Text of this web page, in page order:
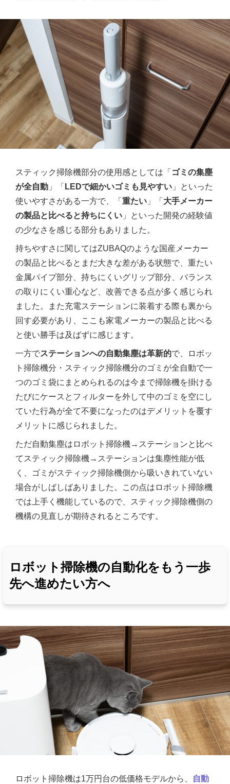
スティック掃除機部分の使用感としては「 ゴミの集塵
が全自動 」「 LEDで細かいゴミも見やすい 」といった
使いやすさがある一方で、「 重たい 」「 大手メーカー
の製品と比べると持ちにくい 」といった開発の経験値
の少なさを感じる部分もありました。
持ちやすさに関してはZUBAQのような国産メーカー
の製品と比べるとまだ大きな差がある状態で、重たい
金属パイプ部分、持ちにくいグリップ部分、バランス
の取りにくい重心など、改善できる点が多く感じられ
ました。また充電ステーションに装着する際も裏から
回す必要があり、ここも家電メーカーの製品と比べる
と使い勝手は及ばずに感じます。
一方でステーションへの自動集塵は革新的で、ロボッ
ト掃除機分・スティック掃除機分のゴミが全自動で一
つのゴミ袋にまとめられるのは今まで掃除機を掛ける
たびにケースとフィルターを外して中のゴミを空にし
ていた行為が全て不要になったのはデメリットを覆す
メリットに感じられました。
ただ自動集塵はロボット掃除機→ステーションと比べ
てスティック掃除機→ステーションは集塵性能が低
く、ゴミがスティック掃除機側から吸いきれていない
場合がしばしばありました。この点はロボット掃除機
では上手く機能しているので、スティック掃除機側の
機構の見直しが期待されるところです。
ロボット掃除機の自動化をもう一歩
先へ進めたい方へ
ロボット掃除機は1万円台の低価格モデルから、 自動